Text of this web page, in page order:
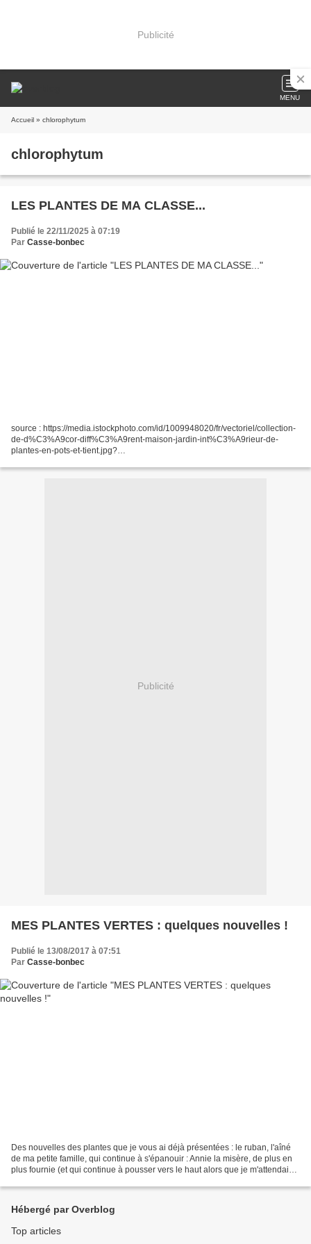
Publicité
MENU
Accueil » chlorophytum
chlorophytum
LES PLANTES DE MA CLASSE...
Publié le 22/11/2025 à 07:19
Par Casse-bonbec
source : https://media.istockphoto.com/id/1009948020/fr/vectoriel/collection-
de-d%C3%A9cor-diff%C3%A9rent-maison-jardin-int%C3%A9rieur-de-
plantes-en-pots-et-tient.jpg?
tqM= Sur l'armoire au fond...
Publicité
MES PLANTES VERTES : quelques nouvelles !
Publié le 13/08/2017 à 07:51
Par Casse-bonbec
Des nouvelles des plantes que je vous ai déjà présentées : le ruban, l'aîné
de ma petite famille, qui continue à s'épanouir : Annie la misère, de plus en
plus fournie (et qui continue à pousser vers le haut alors que je m'attendais à
Hébergé par Overblog
Top articles